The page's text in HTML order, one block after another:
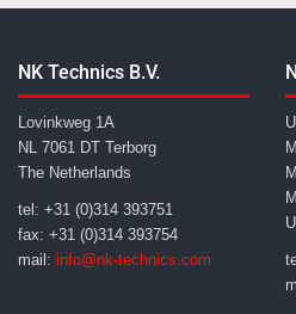
NK Technics B.V.
Lovinkweg 1A
NL 7061 DT Terborg
The Netherlands
tel: +31 (0)314 393751
fax: +31 (0)314 393754
mail: info@nk-technics.com